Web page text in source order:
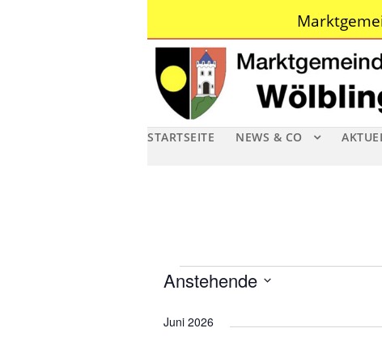
STARTSEITE NEWS & CO
V
e
Anstehende
a
Juni 2026